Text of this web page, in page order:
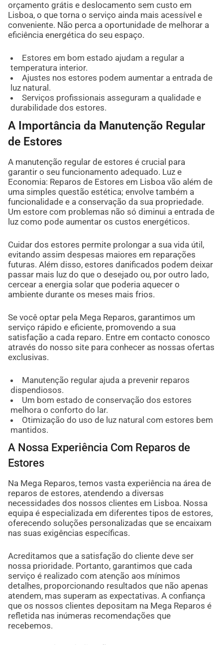
orçamento grátis e deslocamento sem custo em
Lisboa, o que torna o serviço ainda mais acessível e
conveniente. Não perca a oportunidade de melhorar a
eficiência energética do seu espaço.
Estores em bom estado ajudam a regular a
temperatura interior.
Ajustes nos estores podem aumentar a entrada de
luz natural.
Serviços profissionais asseguram a qualidade e
durabilidade dos estores.
A Importância da Manutenção Regular
de Estores
A manutenção regular de estores é crucial para
garantir o seu funcionamento adequado. Luz e
Economia: Reparos de Estores em Lisboa vão além de
uma simples questão estética; envolve também a
funcionalidade e a conservação da sua propriedade.
Um estore com problemas não só diminui a entrada de
luz como pode aumentar os custos energéticos.
Cuidar dos estores permite prolongar a sua vida útil,
evitando assim despesas maiores em reparações
futuras. Além disso, estores danificados podem deixar
passar mais luz do que o desejado ou, por outro lado,
cercear a energia solar que poderia aquecer o
ambiente durante os meses mais frios.
Se você optar pela Mega Reparos, garantimos um
serviço rápido e eficiente, promovendo a sua
satisfação a cada reparo. Entre em contacto conosco
através do nosso site para conhecer as nossas ofertas
exclusivas.
Manutenção regular ajuda a prevenir reparos
dispendiosos.
Um bom estado de conservação dos estores
melhora o conforto do lar.
Otimização do uso de luz natural com estores bem
mantidos.
A Nossa Experiência Com Reparos de
Estores
Na Mega Reparos, temos vasta experiência na área de
reparos de estores, atendendo a diversas
necessidades dos nossos clientes em Lisboa. Nossa
equipa é especializada em diferentes tipos de estores,
oferecendo soluções personalizadas que se encaixam
nas suas exigências específicas.
Acreditamos que a satisfação do cliente deve ser
nossa prioridade. Portanto, garantimos que cada
serviço é realizado com atenção aos mínimos
detalhes, proporcionando resultados que não apenas
atendem, mas superam as expectativas. A confiança
que os nossos clientes depositam na Mega Reparos é
refletida nas inúmeras recomendações que
recebemos.